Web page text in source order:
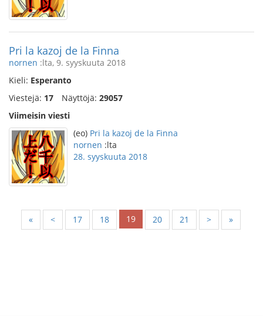
Pri la kazoj de la Finna
nornen :lta, 9. syyskuuta 2018
Kieli: Esperanto
Viestejä: 17 Näyttöjä: 29057
Viimeisin viesti
(eo) Pri la kazoj de la Finna
nornen :lta
28. syyskuuta 2018
« < 17 18 19 20 21 > »